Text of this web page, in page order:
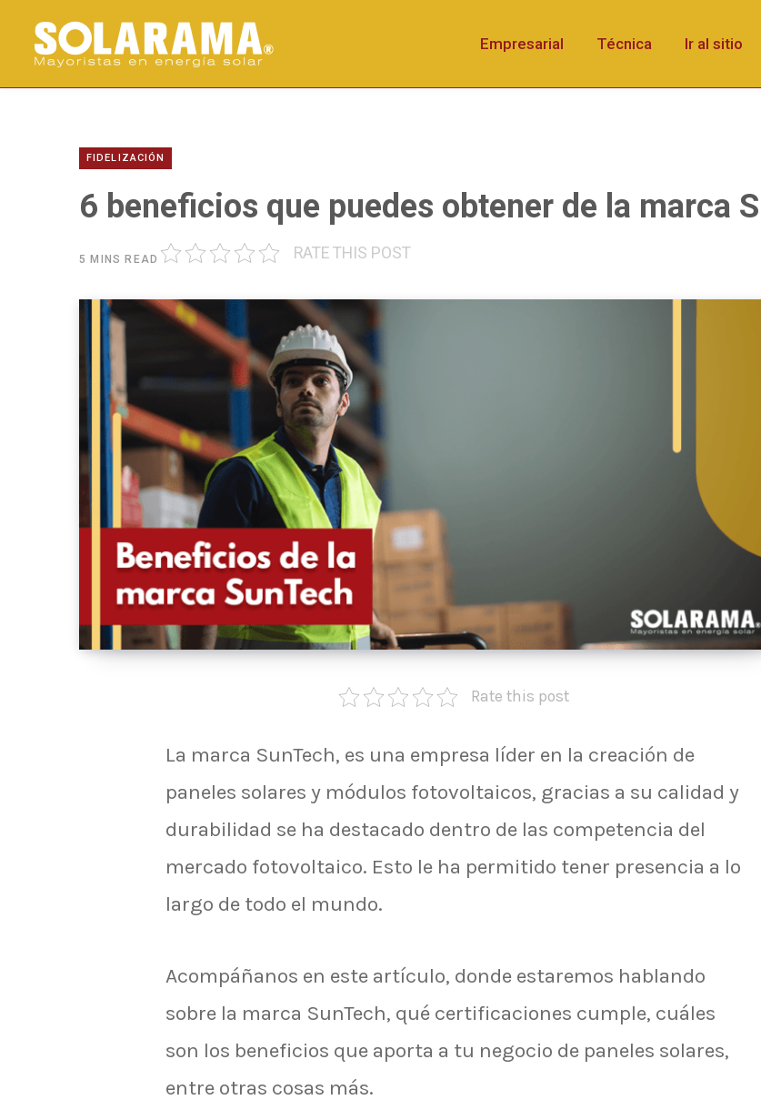
Empresarial Técnica Ir al sitio
FIDELIZACIÓN
6 beneficios que puedes obtener de la marca
5 MINS READ RATE THIS POST
Rate this post
La marca SunTech, es una empresa líder en la creación de
paneles solares y módulos fotovoltaicos, gracias a su calidad y
durabilidad se ha destacado dentro de las competencia del
mercado fotovoltaico. Esto le ha permitido tener presencia a lo
largo de todo el mundo.
Acompáñanos en este artículo, donde estaremos hablando
sobre la marca SunTech, qué certificaciones cumple, cuáles
son los beneficios que aporta a tu negocio de paneles solares,
entre otras cosas más.